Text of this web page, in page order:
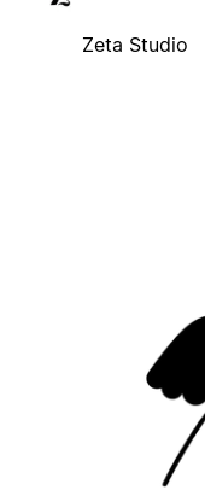
Zeta Studio